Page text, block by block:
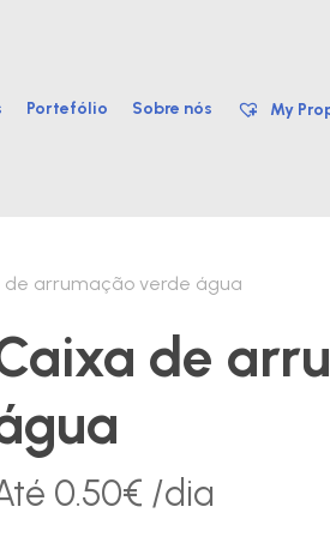
Portefólio Sobre nós My
de arrumação verde água
de
0.50€ /dia